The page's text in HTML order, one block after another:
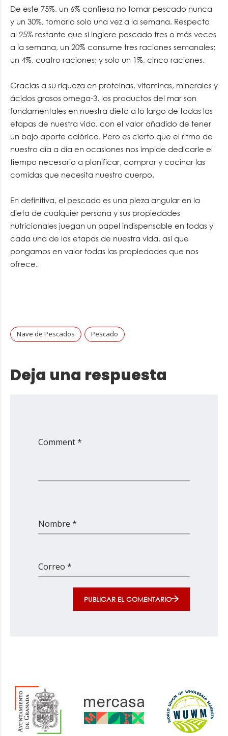
De este 75%, un 6% confiesa no tomar pescado nunca
y un 30%, tomarlo solo una vez a la semana. Respecto
al 25% restante que sí ingiere pescado tres o más veces
a la semana, un 20% consume tres raciones semanales;
un 4%, cuatro raciones; y solo un 1%, cinco raciones.
Gracias a su riqueza en proteínas, vitaminas, minerales y
ácidos grasos omega-3, los productos del mar son
fundamentales en nuestra dieta a lo largo de todas las
etapas de nuestra vida, con el valor añadido de tener
un bajo aporte calórico. Pero es cierto que el ritmo de
nuestro día a día en ocasiones nos impide dedicarle el
tiempo necesario a planificar, comprar y cocinar las
comidas que necesita nuestro cuerpo.
En definitiva, el pescado es una pieza angular en la
dieta de cualquier persona y sus propiedades
nutricionales juegan un papel indispensable en todas y
cada una de las etapas de nuestra vida, así que
pongamos en valor todas las propiedades que nos
ofrece.
Nave de Pescados Pescado
Deja una respuesta
Comment *
Nombre *
Correo *
PUBLICAR EL COMENTARIO